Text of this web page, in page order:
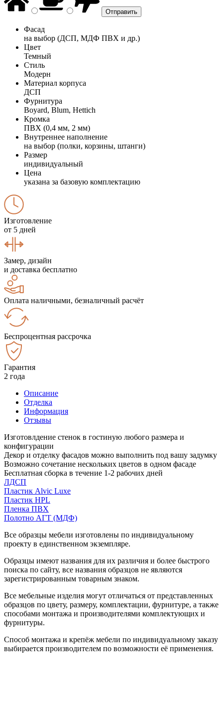
Фасад
на выбор (ДСП, МДФ ПВХ и др.)
Цвет
Темный
Стиль
Модерн
Материал корпуса
ДСП
Фурнитура
Boyard, Blum, Hettich
Кромка
ПВХ (0,4 мм, 2 мм)
Внутреннее наполнение
на выбор (полки, корзины, штанги)
Размер
индивидуальный
Цена
указана за базовую комплектацию
Изготовление
от 5 дней
Замер, дизайн
и доставка бесплатно
Оплата наличными, безналичный расчёт
Беспроцентная рассрочка
Гарантия
2 года
Описание
Отделка
Информация
Отзывы
Изготовлдение стенок в гостиную любого размера и
конфигурации
Декор и отделку фасадов можно выполнить под вашу задумку
Возможно сочетание нескольких цветов в одном фасаде
Бесплатная сборка в течение 1-2 рабочих дней
ЛДСП
Пластик Alvic Luxe
Пластик HPL
Пленка ПВХ
Полотно АГТ (МДФ)
Все образцы мебели изготовлены по индивидуальному
проекту в единственном экземпляре.
Образцы имеют названия для их различия и более быстрого
поиска по сайту, все названия образцов не являются
зарегистрированным товарным знаком.
Все мебельные изделия могут отличаться от представленных
образцов по цвету, размеру, комплектации, фурнитуре, а также
способами монтажа и производителями комплектующих и
фурнитуры.
Способ монтажа и крепёж мебели по индивидуальному заказу
выбирается производителем по возможности её применения.